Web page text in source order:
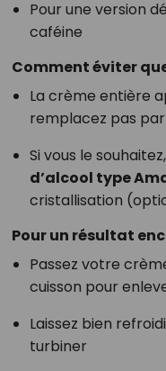
Pour une version dé
caféine
Comment éviter
La crème entière
remplacez pas
Si vous le
d’alcool type
cristallisation
Pour un résultat
Passez votre
cuisson pour
Laissez bien
turbiner